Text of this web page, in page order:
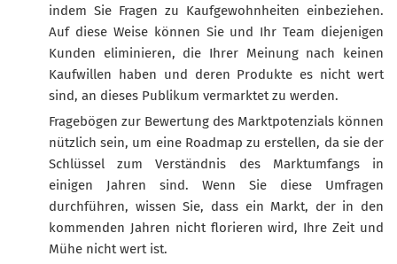
indem Sie Fragen zu Kaufgewohnheiten einbeziehen.
Auf diese Weise können Sie und Ihr Team diejenigen
Kunden eliminieren, die Ihrer Meinung nach keinen
Kaufwillen haben und deren Produkte es nicht wert
sind, an dieses Publikum vermarktet zu werden.
Fragebögen zur Bewertung des Marktpotenzials können
nützlich sein, um eine Roadmap zu erstellen, da sie der
Schlüssel zum Verständnis des Marktumfangs in
einigen Jahren sind. Wenn Sie diese Umfragen
durchführen, wissen Sie, dass ein Markt, der in den
kommenden Jahren nicht florieren wird, Ihre Zeit und
Mühe nicht wert ist.